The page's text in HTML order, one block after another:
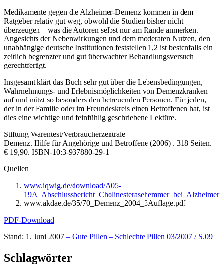
Medikamente gegen die Alzheimer-Demenz kommen in dem
Ratgeber relativ gut weg, obwohl die Studien bisher nicht
überzeugen – was die Autoren selbst nur am Rande anmerken.
Angesichts der Nebenwirkungen und dem moderaten Nutzen, den
unabhängige deutsche Institutionen feststellen,1,2 ist bestenfalls ein
zeitlich begrenzter und gut überwachter Behandlungsversuch
gerechtfertigt.
Insgesamt klärt das Buch sehr gut über die Lebensbedingungen,
Wahrnehmungs- und Erlebnismöglichkeiten von Demenzkranken
auf und nützt so besonders den betreuenden Personen. Für jeden,
der in der Familie oder im Freundeskreis einen Betroffenen hat, ist
dies eine wichtige und feinfühlig geschriebene Lektüre.
Stiftung Warentest/Verbraucherzentrale
Demenz. Hilfe für Angehörige und Betroffene (2006) . 318 Seiten.
€ 19,90. ISBN-10:3-937880-29-1
Quellen
www.iqwig.de/download/A05-
www.akdae.de/35/70_Demenz_2004_3Auflage.pdf
PDF-Download
Stand: 1. Juni 2007 – Gute Pillen – Schlechte Pillen 03/2007 / S.09
Schlagwörter